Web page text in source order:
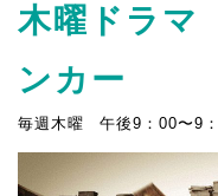
木曜ドラ
ンカー
毎週木曜 午後9：00〜9：